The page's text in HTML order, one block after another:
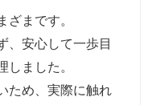
まです。
、安心して一歩目
ました。
ため、実際に触れ